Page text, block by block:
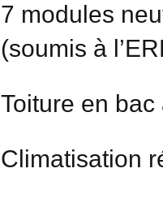
7 modules
(soumis à
Toiture en
Climatisation